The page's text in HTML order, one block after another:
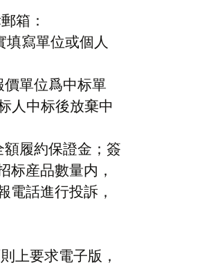
箱：
填寫單位或個人
單位爲中标單
人中标後放棄中
履約保證金；簽
标産品數量内，
電話進行投訴，
上要求電子版，